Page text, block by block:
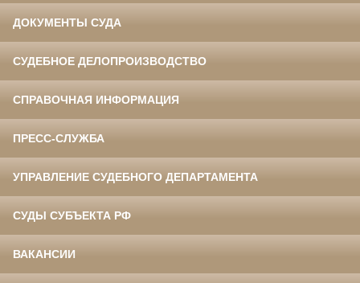
ДОКУМЕНТЫ СУДА
СУДЕБНОЕ ДЕЛОПРОИЗВОДСТВО
СПРАВОЧНАЯ ИНФОРМАЦИЯ
ПРЕСС-СЛУЖБА
УПРАВЛЕНИЕ СУДЕБНОГО ДЕПАРТАМЕНТА
СУДЫ СУБЪЕКТА РФ
ВАКАНСИИ